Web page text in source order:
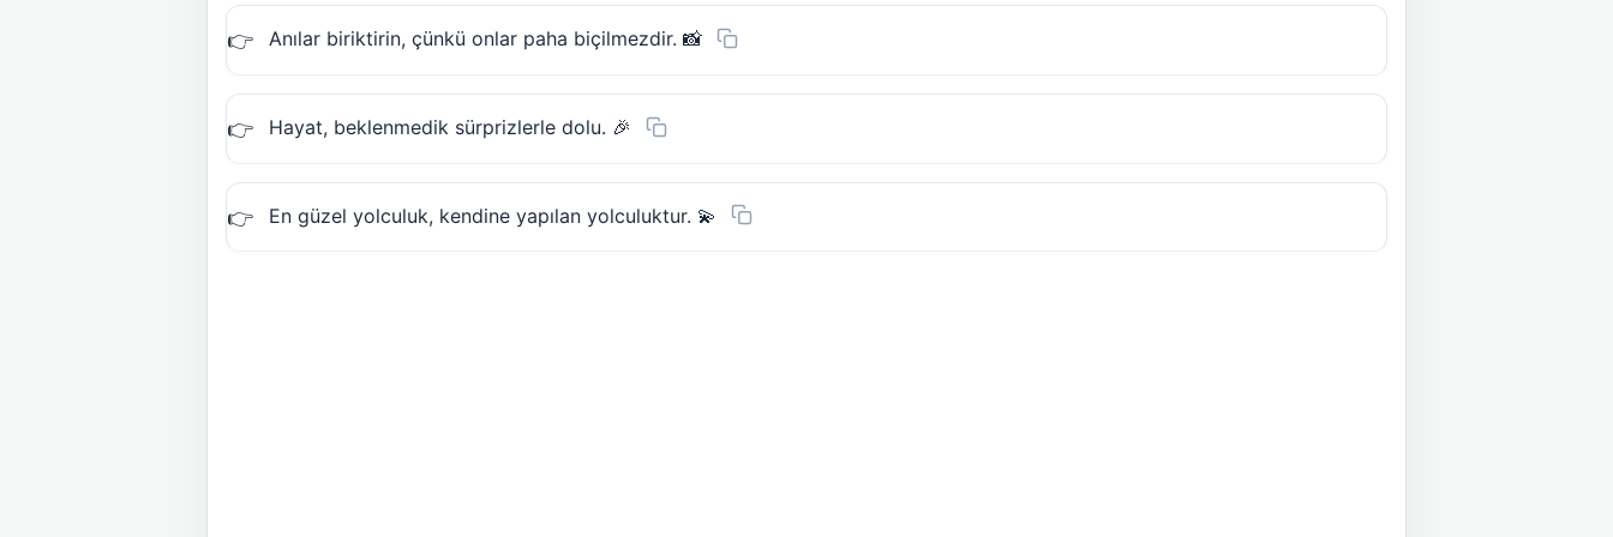
Anılar biriktirin, çünkü onlar paha biçilmezdir. 📸
Hayat, beklenmedik sürprizlerle dolu. 🎉
En güzel yolculuk, kendine yapılan yolculuktur. 💫